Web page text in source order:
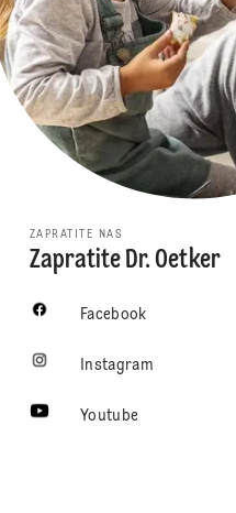
ZAPRATITE NAS
Zapratite Dr. Oetker
Facebook
Instagram
Youtube